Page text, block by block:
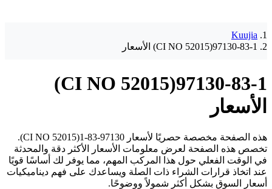
Kuujia
97130-83-1(CI NO 52015) الأسعار
97130-83-1(CI NO 52015)
الأسعار
هذه الصفحة مخصصة حصريًا لأسعار 97130-83-1(CI NO 52015).
تخصص هذه الصفحة لعرض معلومات الأسعار الأكثر دقة والمحدثة
في الوقت الفعلي حول هذا المركب المهم، مما يوفر لك أساسًا قويًا
عند اتخاذ قرارات الشراء ذات الصلة ويساعدك على فهم ديناميكيات
أسعار السوق بشكل أكثر شمولاً ووضوحًا.